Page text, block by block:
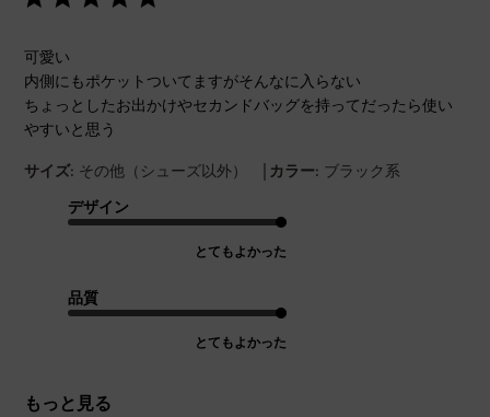
可愛い
内側にもポケットついてますがそんなに入らない
ちょっとしたお出かけやセカンドバッグを持ってだったら使い
やすいと思う
サイズ: その他（シューズ以外） | カラー: ブラック系
デザイン
とてもよかった
品質
とてもよかった
もっと見る